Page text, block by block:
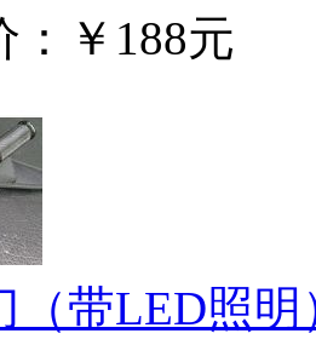
￥188元
（带LED照明